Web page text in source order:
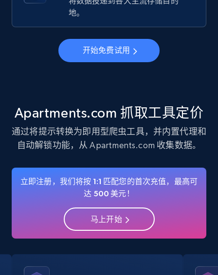
Instagram - Profiles
Account, Fbid, ID, Followers, Posts count, Is
business account, Is professional account, Is
Instagram - Profiles - Collect profile
business account, Is professional account, Is
verified, and more.
3.5K+ 注册使用
Crunchbase companies information
地。
开始免费试用
Apartments.com 抓取工具定价
通过将提示转换为即用型爬虫工具，并内置代理和
自动解锁功能，从 Apartments.com 收集数据。
立即注册，我们将按 1:1 匹配您的首次充值，最高可
达 500 美元！
马上开始